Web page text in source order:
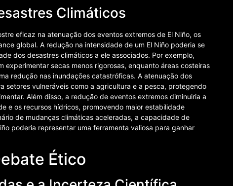
Climáticos
eficaz na atenuação dos eventos extremos de El Niño, os
global. A redução na intensidade de um El Niño poderia se
dos desastres climáticos a ele associados. Por exemplo,
experimentar secas menos rigorosas, enquanto áreas costeiras
redução nas inundações catastróficas. A atenuação dos
setores vulneráveis como a agricultura e a pesca, protegendo
Além disso, a redução de eventos extremos diminuiria a
e os recursos hídricos, promovendo maior estabilidade
de mudanças climáticas aceleradas, a capacidade de
poderia representar uma ferramenta valiosa para ganhar
Ético